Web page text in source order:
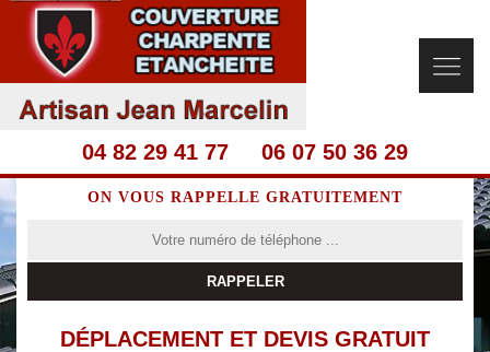
04 82 29 41 77 06 07 50 36 29
ON VOUS RAPPELLE GRATUITEMENT
DÉPLACEMENT ET DEVIS GRATUIT